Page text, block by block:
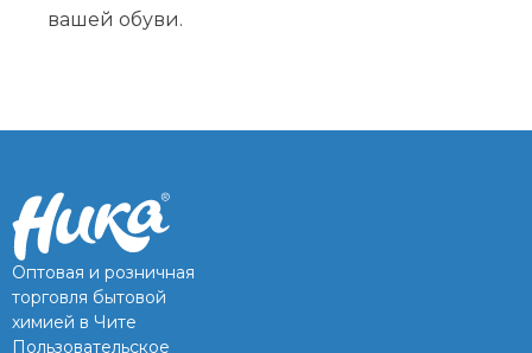
вашей обуви.
Оптовая и розничная
торговля бытовой
химией в Чите
Пользовательское